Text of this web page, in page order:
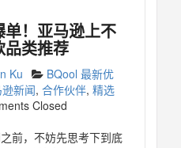
！亚马逊上不
品类推荐
Ku
BQool 最新优
新闻, 合作伙伴, 精选
Closed
前，不妨先思考下到底